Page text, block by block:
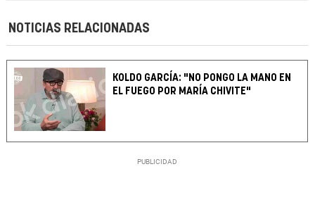
NOTICIAS RELACIONADAS
KOLDO GARCÍA: "NO PONGO LA MANO EN
EL FUEGO POR MARÍA CHIVITE"